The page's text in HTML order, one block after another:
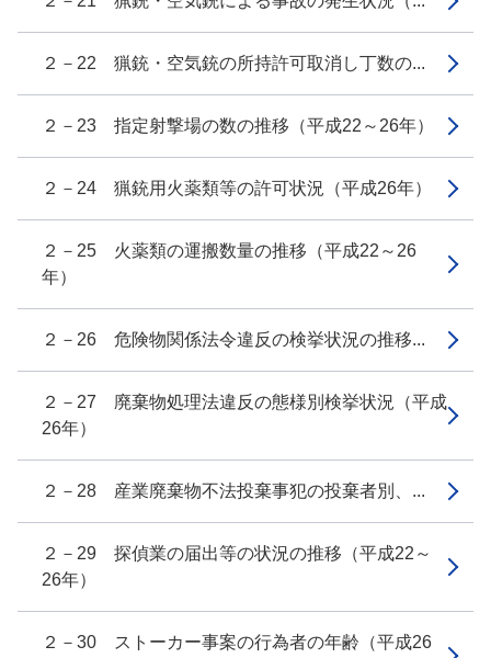
２－22 猟銃・空気銃の所持許可取消し丁数の...
２－23 指定射撃場の数の推移（平成22～26年）
２－24 猟銃用火薬類等の許可状況（平成26年）
２－25 火薬類の運搬数量の推移（平成22～26
年）
２－26 危険物関係法令違反の検挙状況の推移...
２－27 廃棄物処理法違反の態様別検挙状況（平成
26年）
２－28 産業廃棄物不法投棄事犯の投棄者別、...
２－29 探偵業の届出等の状況の推移（平成22～
26年）
２－30 ストーカー事案の行為者の年齢（平成26